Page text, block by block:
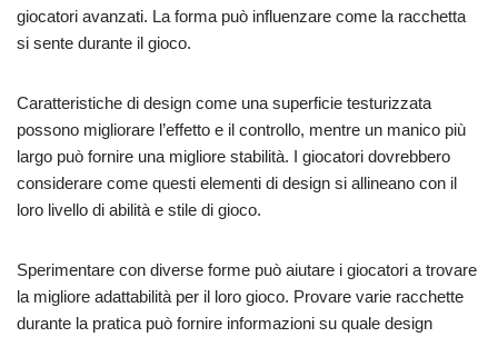
giocatori avanzati. La forma può influenzare come la racchetta
si sente durante il gioco.
Caratteristiche di design come una superficie testurizzata
possono migliorare l’effetto e il controllo, mentre un manico più
largo può fornire una migliore stabilità. I giocatori dovrebbero
considerare come questi elementi di design si allineano con il
loro livello di abilità e stile di gioco.
Sperimentare con diverse forme può aiutare i giocatori a trovare
la migliore adattabilità per il loro gioco. Provare varie racchette
durante la pratica può fornire informazioni su quale design